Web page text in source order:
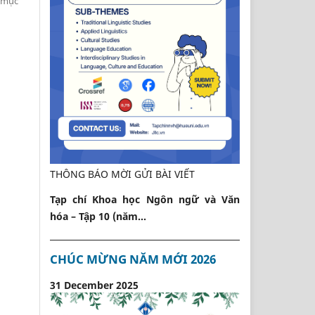
THÔNG BÁO MỜI GỬI BÀI VIẾT
Tạp chí Khoa học Ngôn ngữ và Văn
hóa – Tập 10 (năm...
CHÚC MỪNG NĂM MỚI 2026
31 December 2025